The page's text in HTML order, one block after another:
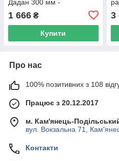
Дадан 300 мм -
1 666 ₴
Купити
3
Про нас
100% позитивних з 108
Працює з 20.12.2017
м. Кам'янець-
вул. Вокзальна 71,
Контакти